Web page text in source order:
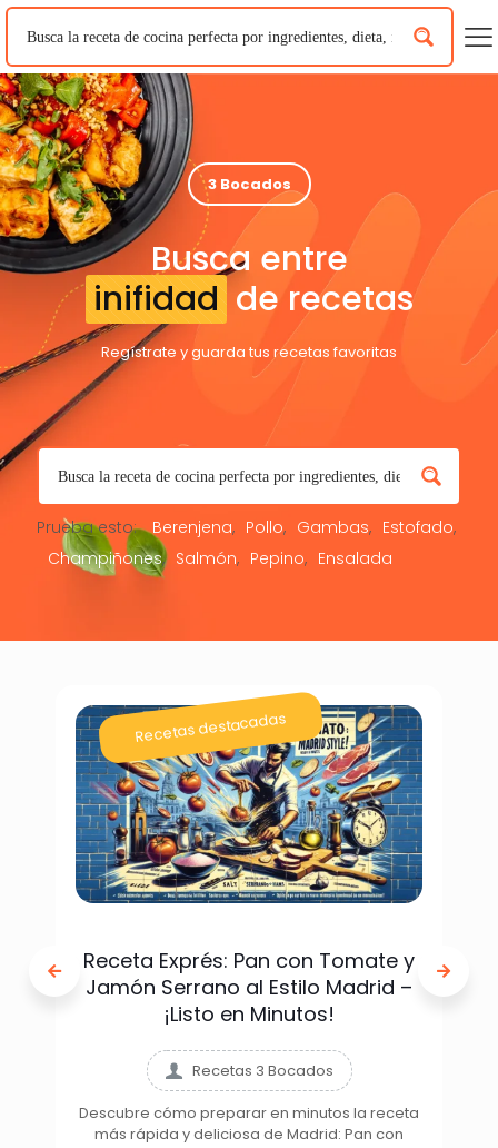
3 Bocados
Busca entre
inifidad de recetas
Regístrate y guarda tus recetas favoritas
Prueba esto: Berenjena Pollo Gambas
Estofado
Champiñones
Salmón Pepino Ensalada
Recetas destacadas
Receta Exprés: Pan con Tomate y
Jamón Serrano al Estilo Madrid –
¡Listo en Minutos!
Recetas 3 Bocados
Descubre cómo preparar en minutos la receta
más rápida y deliciosa de Madrid: Pan con